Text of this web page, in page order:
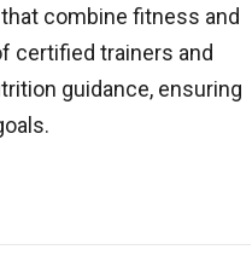
combine fitness and
certified trainers and
guidance, ensuring